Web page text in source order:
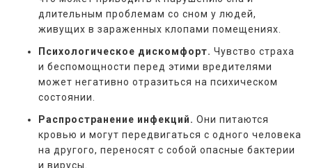
длительным проблемам со сном у людей,
живущих в зараженных клопами помещениях.
Психологическое дискомфорт. Чувство страха
и беспомощности перед этими вредителями
может негативно отразиться на психическом
состоянии.
Распространение инфекций. Они питаются
кровью и могут передвигаться с одного человека
на другого, переносят с собой опасные бактерии
и вирусы.